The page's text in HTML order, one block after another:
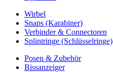
Wirbel
Snaps (Karabiner)
Verbinder & Connectoren
Splintringe (Schlüsselringe)
Posen & Zubehör
Bissanzeiger